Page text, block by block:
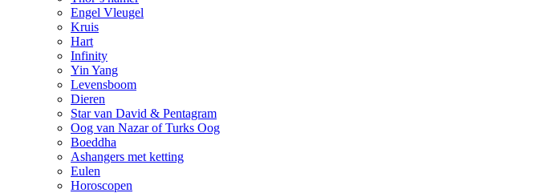
Engel Vleugel
Kruis
Hart
Infinity
Yin Yang
Levensboom
Dieren
Star van David & Pentagram
Oog van Nazar of Turks Oog
Boeddha
Ashangers met ketting
Eulen
Horoscopen